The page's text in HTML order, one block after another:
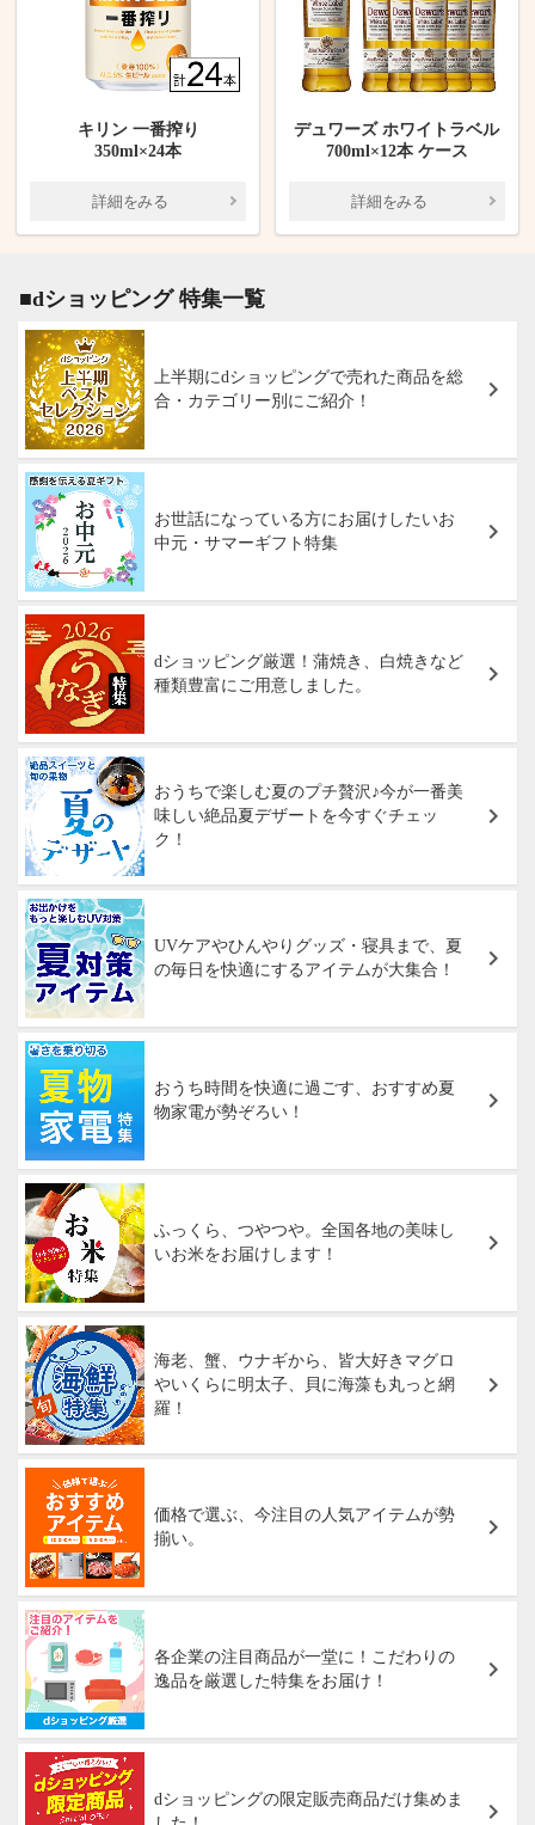
キリン 一番搾り
350ml×24本
詳細をみる
デュワーズ ホワイトラベル
700ml×12本 ケース
詳細をみる
■dショッピング 特集一覧
上半期にdショッピングで売れた商品を総
合・カテゴリー別にご紹介！
お世話になっている方にお届けしたいお
中元・サマーギフト特集
dショッピング厳選！蒲焼き、白焼きなど
種類豊富にご用意しました。
おうちで楽しむ夏のプチ贅沢♪今が一番美
味しい絶品夏デザートを今すぐチェッ
ク！
UVケアやひんやりグッズ・寝具まで、夏
の毎日を快適にするアイテムが大集合！
おうち時間を快適に過ごす、おすすめ夏
物家電が勢ぞろい！
ふっくら、つやつや。全国各地の美味し
いお米をお届けします！
海老、蟹、ウナギから、皆大好きマグロ
やいくらに明太子、貝に海藻も丸っと網
羅！
価格で選ぶ、今注目の人気アイテムが勢
揃い。
各企業の注目商品が一堂に！こだわりの
逸品を厳選した特集をお届け！
dショッピングの限定販売商品だけ集めま